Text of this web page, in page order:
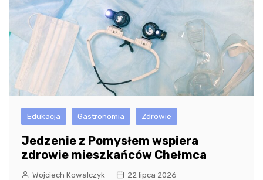
Edukacja Gastronomia Zdrowie
Jedzenie z Pomysłem wspiera
zdrowie mieszkańców Chełmca
Wojciech Kowalczyk 22 lipca 2026